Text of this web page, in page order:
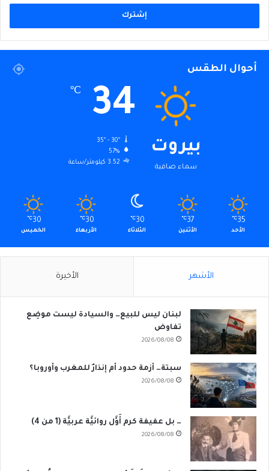
الإلكتروني
أحوال الطقس
بيروت
سماء صافية
34
℃
35º - 30º
57%
3.52 كيلومتر/ساعة
35
℃
الأحد
37
℃
الأثنين
30
℃
الثلاثاء
30
℃
الأربعاء
30
℃
الخميس
الأشهر الأخيرة
لبنان ليس للبيع… والسيادة ليست موضِع
تفاوض
2026/08/08
سبتة… أزمة حدود أم إنذارٌ للمغرب وأوروبا؟
2026/08/08
… بل عفيفة كرم أَوَّل روائيَّة عربيَّة (1 من 4)
2026/08/08